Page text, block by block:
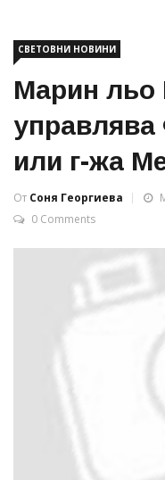
СВЕТОВНИ НОВИНИ
Марин
или г-жа
От Соня Георгиева
0 Comments